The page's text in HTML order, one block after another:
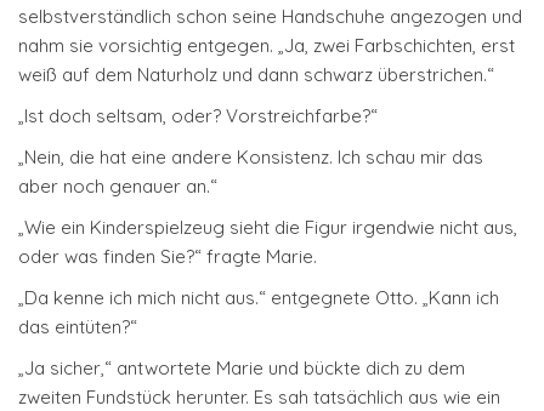
selbstverständlich schon seine Handschuhe angezogen und
nahm sie vorsichtig entgegen. „Ja, zwei Farbschichten, erst
weiß auf dem Naturholz und dann schwarz überstrichen.“
„Ist doch seltsam, oder? Vorstreichfarbe?“
„Nein, die hat eine andere Konsistenz. Ich schau mir das
aber noch genauer an.“
„Wie ein Kinderspielzeug sieht die Figur irgendwie nicht aus,
oder was finden Sie?“ fragte Marie.
„Da kenne ich mich nicht aus.“ entgegnete Otto. „Kann ich
das eintüten?“
„Ja sicher,“ antwortete Marie und bückte dich zu dem
zweiten Fundstück herunter. Es sah tatsächlich aus wie ein